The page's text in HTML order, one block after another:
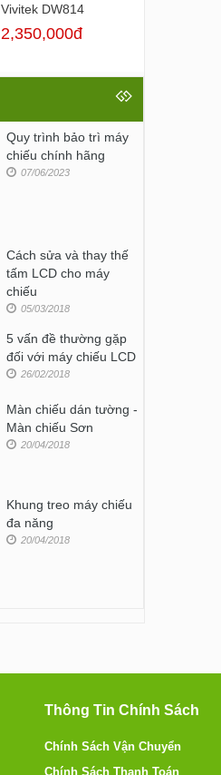
Vivitek DW814
2,350,000đ
Quy trình bảo trì máy
chiếu chính hãng
07/06/2023
Cách sửa và thay thế
tấm LCD cho máy
chiếu
05/03/2018
5 vấn đề thường gặp
đối với máy chiếu LCD
26/02/2018
Màn chiếu dán tường -
Màn chiếu Sơn
20/04/2018
Khung treo máy chiếu
đa năng
20/04/2018
Thông Tin Chính Sách
Chính Sách Vận Chuyển
Chính Sách Thanh Toán